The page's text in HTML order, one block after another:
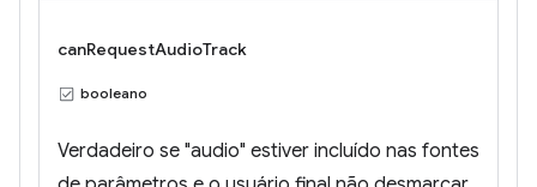
canRequestAudioTrack
booleano
Verdadeiro se "audio" estiver incluído nas fontes